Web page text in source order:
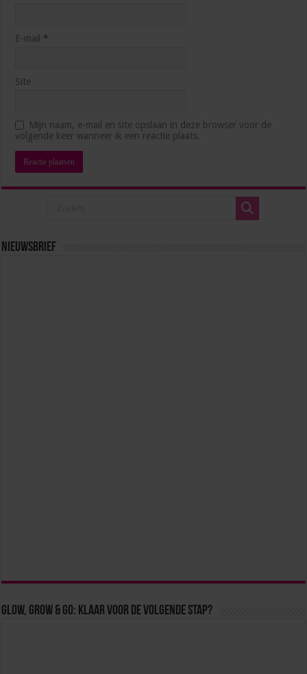
E-mail *
Site
Mijn naam, e-mail en site opslaan in deze browser voor de
volgende keer wanneer ik een reactie plaats.
Nieuwsbrief
Glow, Grow & Go: klaar voor de volgende stap?